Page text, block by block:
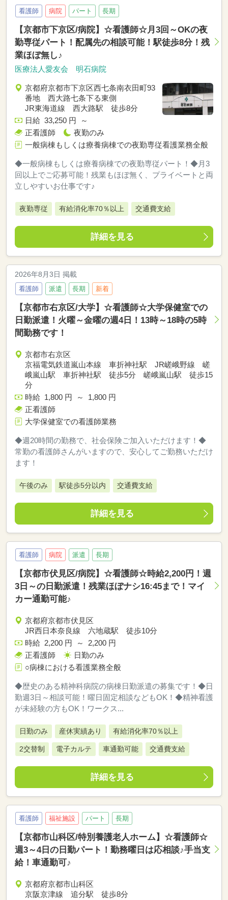
看護師 病院 パート 長期
【京都市下京区/病院】☆看護師☆月3回～OKの夜
勤専従パート！配属先の相談可能！駅徒歩8分！残
業ほぼ無し♪
医療法人愛友会 明石病院
京都府京都市下京区西七条南衣田町93
番地 西大路七条下る東側
JR東海道線 西大路駅 徒歩8分
日給 33,250 円 ～
正看護師
夜勤のみ
一般病棟もしくは療養病棟での夜勤専従看護業務全般
◆一般病棟もしくは療養病棟での夜勤専従パート！◆月3
回以上でご応募可能！残業もほぼ無く、プライベートと両
立しやすいお仕事です♪
夜勤専従 有給消化率70％以上 交通費支給
詳細を見る
2026年8月3日 掲載
看護師 派遣 長期 新着
【京都市右京区/大学】☆看護師☆大学保健室での
日勤派遣！火曜～金曜の週4日！13時～18時の5時
間勤務です！
京都市右京区
京福電気鉄道嵐山本線 車折神社駅 JR嵯峨野線 嵯
峨嵐山駅 車折神社駅 徒歩5分 嵯峨嵐山駅 徒歩15
分
時給 1,800 円 ～ 1,800 円
正看護師
大学保健室での看護師業務
◆週20時間の勤務で、社会保険ご加入いただけます！◆
常勤の看護師さんがいますので、安心してご勤務いただけ
ます！
午後のみ 駅徒歩5分以内 交通費支給
詳細を見る
看護師 病院 派遣 長期
【京都市伏見区/病院】☆看護師☆時給2,200円！週
3日～の日勤派遣！残業ほぼナシ16:45まで！マイ
カー通勤可能♪
京都府京都市伏見区
JR西日本奈良線 六地蔵駅 徒歩10分
時給 2,200 円 ～ 2,200 円
正看護師
日勤のみ
○病棟における看護業務全般
◆歴史のある精神科病院の病棟日勤派遣の募集です！◆日
勤週3日～相談可能！曜日固定相談などもOK！◆精神看護
が未経験の方もOK！ワークス...
日勤のみ 産休実績あり 有給消化率70％以上
2交替制 電子カルテ 車通勤可能 交通費支給
詳細を見る
看護師 福祉施設 パート 長期
【京都市山科区/特別養護老人ホーム】☆看護師☆
週3～4日の日勤パート！勤務曜日は応相談♪手当支
給！車通勤可♪
京都府京都市山科区
京阪京津線 追分駅 徒歩8分